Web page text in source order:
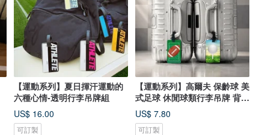
【運動系列】夏日揮汗運動的
六種心情-透明行李吊牌組
US$ 16.00
可訂製
【運動系列】高爾夫 保齡球 美
式足球 休閒球類行李吊牌 背包
吊飾
US$ 7.80
可訂製